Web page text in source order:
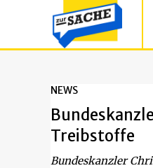
NEWS
Treibstoffe
Bundeskanzler